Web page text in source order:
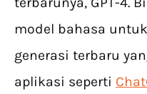
model bahasa
generasi terbaru
aplikasi seperti